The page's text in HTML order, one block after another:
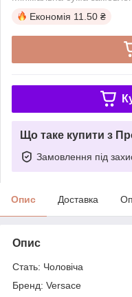
Економія 11.50 ₴
Що таке купити з
Замовлення під
Опис Доставка
Опис
Стать: Чоловіча
Бренд: Versace